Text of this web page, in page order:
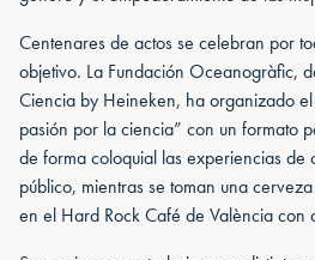
Centenares de actos se celebran por
objetivo. La Fundación Oceanogràfic,
Ciencia by Heineken, ha organizado
pasión por la ciencia” con un formato
de forma coloquial las experiencias de
público, mientras se toman una
en el Hard Rock Café de València con